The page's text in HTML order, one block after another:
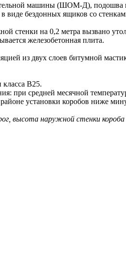
машины (ШОМ-Д), подошва
виде бездонных ящиков со
стенки на 0,2 метра вызвано
железобетонная плита.
из двух слоев битумной
класса В25.
при средней месячной
установки коробов ниже
высота наружной стенки